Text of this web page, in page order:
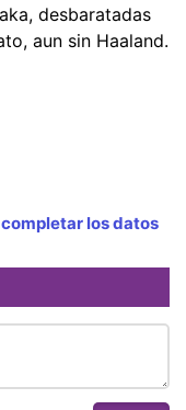
desbaratadas
aun sin Haaland.
los datos